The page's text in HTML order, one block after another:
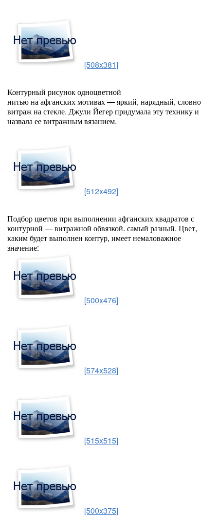
[508x381]
Контурный рисунок одноцветной
нитьюнаафганскихмотивах— яркий, нарядный, словно
витраж на стекле. Джули Йегер придумала эту технику и
назвала ее витражным вязанием.
[512x492]
Подбор цветов при выполнении афганских квадратов с
контурной — витражной обвязкой. самый разный. Цвет,
каким будет выполнен контур, имеет немаловажное
значение:
[500x476]
[574x528]
[515x515]
[500x375]